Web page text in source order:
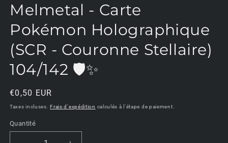
média
1
dans
une
fenêtre
modale
Melmetal - Carte
Pokémon Holographique
(SCR - Couronne Stellaire)
104/142 🛡️✨
Prix
habituel
€0,50 EUR
Taxes incluses.Frais d'expédition calculés à l'étape de paiement.
Quantité